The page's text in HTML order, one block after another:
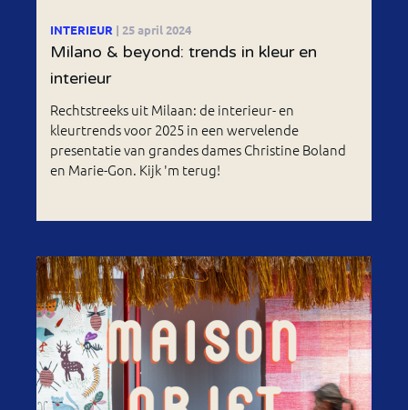
INTERIEUR | 25 april 2024
Milano & beyond: trends in kleur en
interieur
Rechtstreeks uit Milaan: de interieur- en
kleurtrends voor 2025 in een wervelende
presentatie van grandes dames Christine Boland
en Marie-Gon. Kijk 'm terug!